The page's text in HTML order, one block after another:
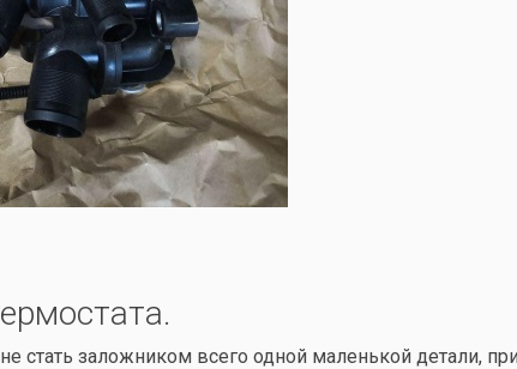
стать заложником всего одной маленькой детали,